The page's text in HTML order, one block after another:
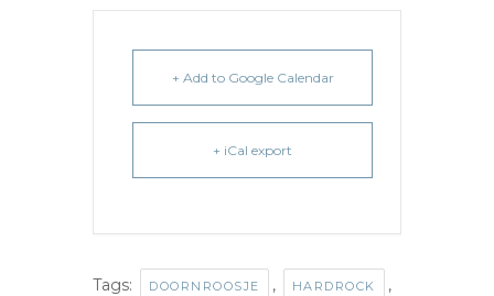
+ Add to Google Calendar
+ iCal export
Tags: DOORNROOSJE , HARDROCK ,